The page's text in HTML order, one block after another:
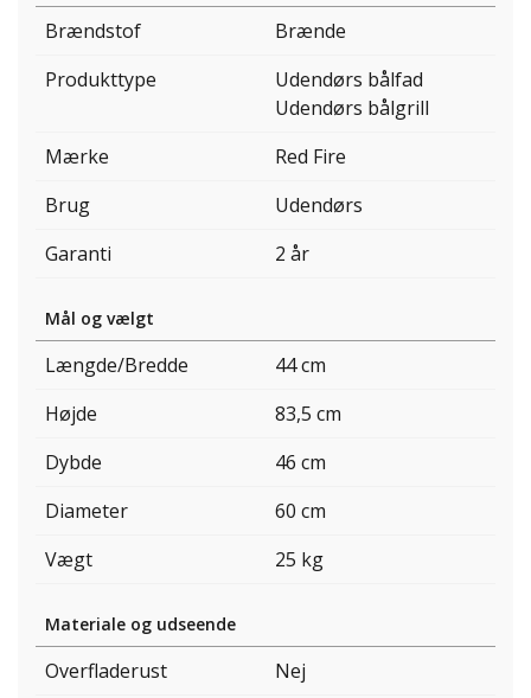
Brændstof
Brænde
Produkttype
Udendørs bålfad
Udendørs bålgrill
Mærke
Red Fire
Brug
Udendørs
Garanti
2 år
Mål og vælgt
Længde/Bredde
44 cm
Højde
83,5 cm
Dybde
46 cm
Diameter
60 cm
Vægt
25 kg
Materiale og udseende
Overfladerust
Nej